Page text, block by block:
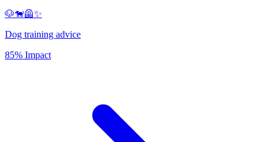
🐶🐕‍🦺✨
Dog training advice
85% Impact